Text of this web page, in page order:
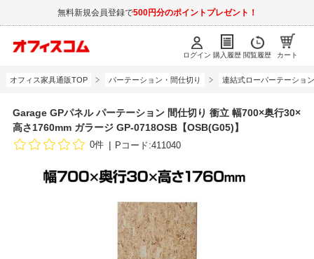
無料新規会員登録で500円分のポイントプレゼント！
ログイン 購入履歴 閲覧履歴 カート
オフィス家具通販TOP パーテーション・間仕切り 連結式ローパーテーション
Garage GPパネル パーテーション 間仕切り 衝立 幅700×奥行30×
高さ1760mm ガラージ GP-0718OSB【OSB(G05)】
0件 Pコード:411040